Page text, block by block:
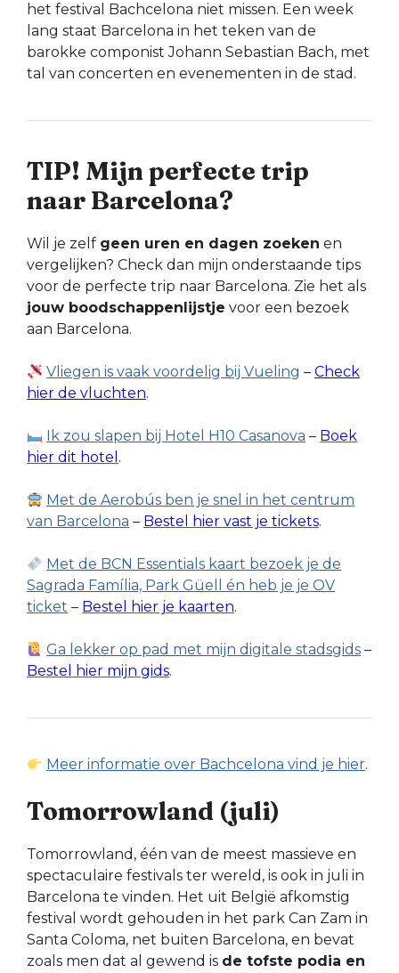
het festival Bachcelona niet missen. Een week
lang staat Barcelona in het teken van de
barokke componist Johann Sebastian Bach, met
tal van concerten en evenementen in de stad.
TIP! Mijn perfecte trip
naar Barcelona?
Wil je zelf geen uren en dagen zoeken en
vergelijken? Check dan mijn onderstaande tips
voor de perfecte trip naar Barcelona. Zie het als
jouw boodschappenlijstje voor een bezoek
aan Barcelona.
Vliegen is vaak voordelig bij Vueling –Check
hier de vluchten.
Ik zou slapen bij Hotel H10 Casanova – Boek
hier dit hotel .
Met de Aerobús ben je snel in het centrum
van Barcelona – Bestel hier vast je tickets.
Met de BCN Essentials kaart bezoek je de
Sagrada Família, Park Güell én heb je je OV
ticket – Bestel hier je kaarten.
Ga lekker op pad met mijn digitale stadsgids –
Bestel hier mijn gids.
Meer informatie over Bachcelona vind je hier.
Tomorrowland (juli)
Tomorrowland, één van de meest massieve en
spectaculaire festivals ter wereld, is ook in juli in
Barcelona te vinden. Het uit België afkomstig
festival wordt gehouden in het park Can Zam in
Santa Coloma, net buiten Barcelona, en bevat
zoals men dat al gewend is de tofste podia en